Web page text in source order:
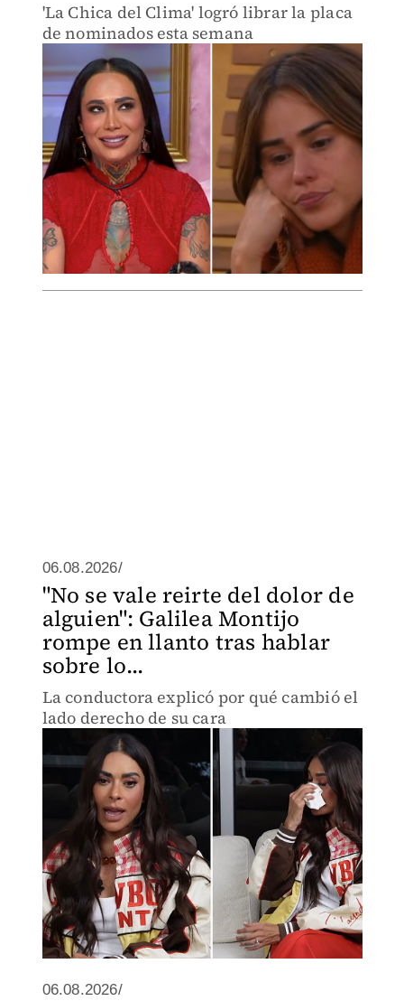
'La Chica del Clima' logró librar la placa
de nominados esta semana
06.08.2026/
"No se vale reirte del dolor de
alguien": Galilea Montijo
rompe en llanto tras hablar
sobre lo...
La conductora explicó por qué cambió el
lado derecho de su cara
06.08.2026/